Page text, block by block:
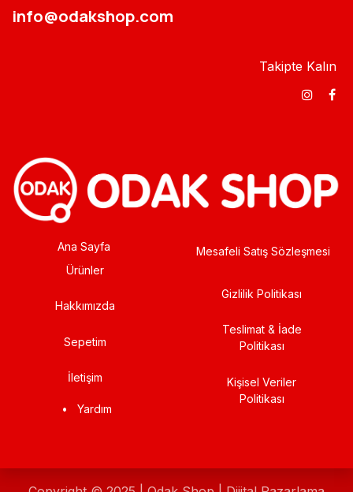
info@odakshop.com​
Takipte Kalın
Ana Sayfa
Ürünler
Hakkımızda
Sepetim
İletişim
• Yardım
Mesafeli Satış Sözleşmesi
Gizlilik Politikası
Teslimat & İade
Politikası
Kişisel Veriler
Politikası